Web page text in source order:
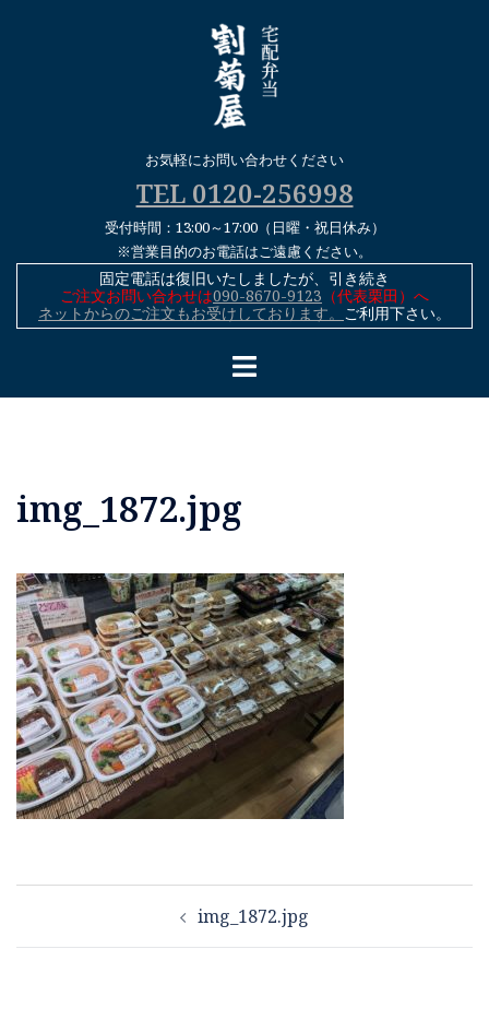
お気軽にお問い合わせください
TEL 0120-256998
受付時間：13:00～17:00（日曜・祝日休み）
※営業目的のお電話はご遠慮ください。
固定電話は復旧いたしましたが、引き続き
ご注文お問い合わせは090-8670-9123 （代表栗田）へ
ネットからのご注文もお受けしております。 ご利用下さい。
img_1872.jpg
投
ナ
img_1872.jpg